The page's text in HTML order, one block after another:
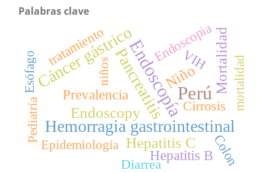
Palabras clave
Perú
Endoscopía
Hemorragia gastrointestinal
Pancreatitis
Cáncer gástrico Mortalidad
Endoscopy
Niño
Hepatitis C
Prevalencia
Hepatitis B
tratamiento Endoscopia
Cirrosis
Colon
VIH
Diarrea
Pediatría
Epidemiología
mortalidad
Esófago niños